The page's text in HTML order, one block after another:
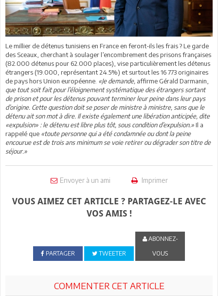
Le millier de détenus tunisiens en France en feront-ils les frais ? Le garde
des Sceaux, cherchant à soulager l’encombrement des prisons françaises
(82.000 détenus pour 62.000 places), vise particulièrement les détenus
étrangers (19.000, représentant 24.5%) et surtout les 16 773 originaires
de pays hors Union européenne. «Je demande, affirme Gérald Darmanin,
que tout soit fait pour l’éloignement systématique des étrangers sortant
de prison et pour les détenus pouvant terminer leur peine dans leur pays
d’origine. Cette question doit se poser de ministre à ministre, sans que le
détenu ait son mot à dire. Il existe également une libération anticipée, dite
«expulsion» : le détenu est libre plus tôt, sous condition d’expulsion.»Il a
rappelé que «toute personne qui a été condamnée ou dont la peine
encourue est de trois ans minimum se voie retirer ou dégrader son titre de
séjour.»
Envoyer à un ami Imprimer
VOUS AIMEZ CET ARTICLE ? PARTAGEZ-LE AVEC
VOS AMIS !
PARTAGER TWEETER
ABONNEZ-
VOUS
COMMENTER CET ARTICLE